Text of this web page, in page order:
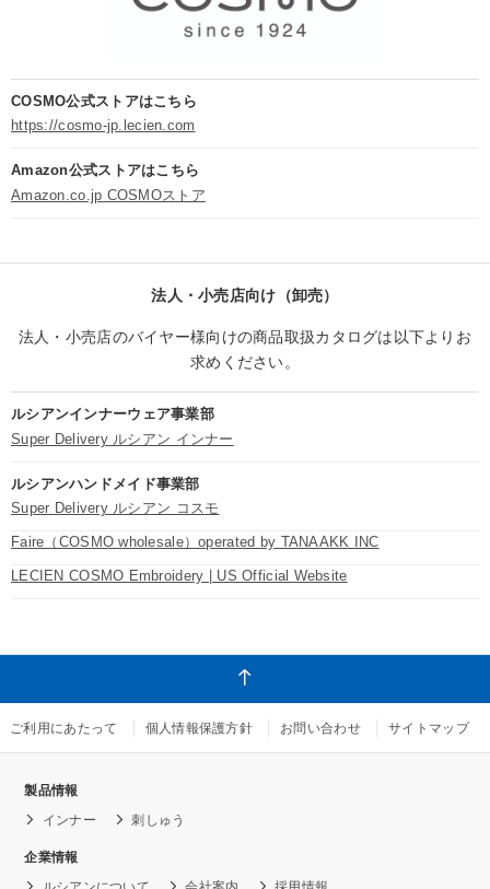
COSMO公式ストアはこちら
https://cosmo-jp.lecien.com
Amazon公式ストアはこちら
Amazon.co.jp COSMOストア
法人・小売店向け（卸売）
法人・小売店のバイヤー様向けの商品取扱カタログは以下よりお
求めください。
ルシアンインナーウェア事業部
Super Delivery ルシアン インナー
ルシアンハンドメイド事業部
Super Delivery ルシアン コスモ
Faire（COSMO wholesale）operated by TANAAKK INC
LECIEN COSMO Embroidery | US Official Website
ご利用にあたって 個人情報保護方針 お問い合わせ サイトマップ
製品情報
インナー
刺しゅう
企業情報